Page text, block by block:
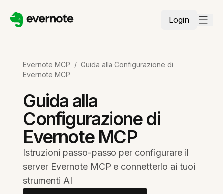
Login
Evernote MCP / Guida alla Configurazione di
Evernote MCP
Guida alla
Configurazione di
Evernote MCP
Istruzioni passo-passo per configurare il
server Evernote MCP e connetterlo ai tuoi
strumenti AI